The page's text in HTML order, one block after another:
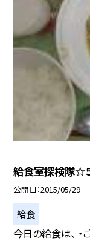
給食室探検隊☆
公開日 2015/05/29
給食
今日の給食は、 ・